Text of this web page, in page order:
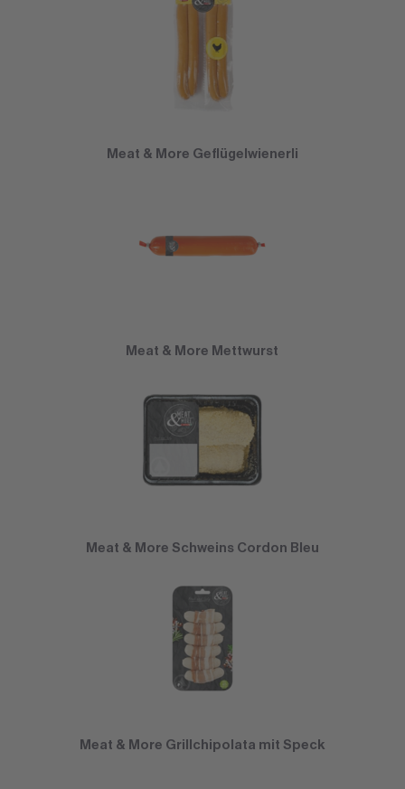
Meat & More Geflügelwienerli
Meat & More Mettwurst
Meat & More Schweins Cordon Bleu
Meat & More Grillchipolata mit Speck